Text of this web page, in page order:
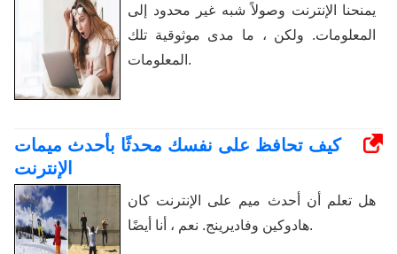
يمنحنا الإنترنت وصولاً شبه غير محدود إلى
المعلومات. ولكن ، ما مدى موثوقية تلك
المعلومات.
كيف تحافظ على نفسك محدثًا بأحدث ميمات
الإنترنت
هل تعلم أن أحدث ميم على الإنترنت كان
هادوكين وفاديرينج. نعم ، أنا أيضًا.